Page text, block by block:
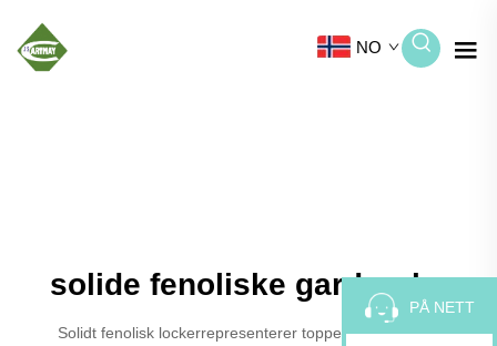
NO
solide fenoliske garderobe
Solidt fenolisk lockerrepresenterer toppen av moderne
PÅ NETT